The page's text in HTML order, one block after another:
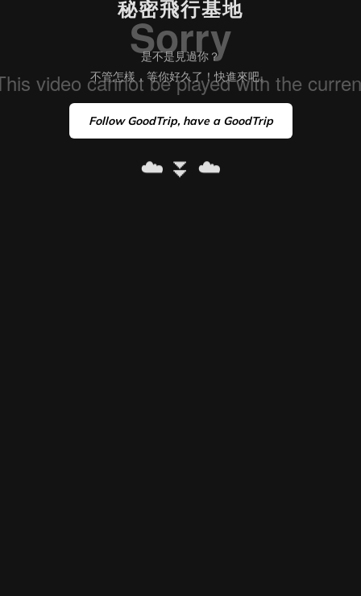
秘密飛行基地
是不是見過你？
不管怎樣，等你好久了！快進來吧。
Follow GoodTrip, have a GoodTrip
☁️ ⏬ ☁️